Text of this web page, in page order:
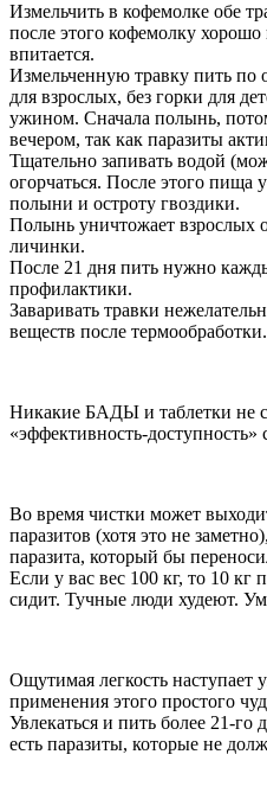
Измельчить в кофемолке обе
после этого кофемолку
впитается.
Измельченную травку пить по
для взрослых, без горки для
ужином. Сначала полынь,
вечером, так как паразиты
Тщательно запивать водой
огорчаться. После этого пища
полыни и остроту гвоздики.
Полынь уничтожает взрослых
личинки.
После 21 дня пить нужно
профилактики.
Заваривать травки
веществ после термообработки.
Никакие БАДЫ и таблетки не
«эффективность-доступность»
Во время чистки может
паразитов (хотя это не
паразита, который бы
Если у вас вес 100 кг, то 10 кг
сидит. Тучные люди худеют.
Ощутимая легкость наступает
применения этого простого
Увлекаться и пить более 21-го
есть паразиты, которые не